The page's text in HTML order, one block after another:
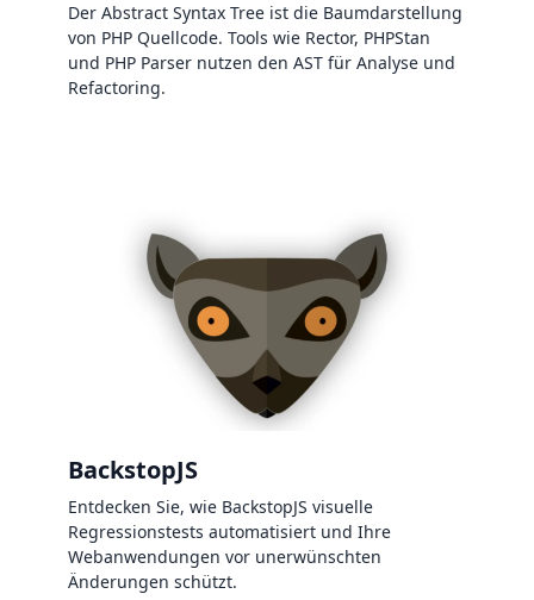
Der Abstract Syntax Tree ist die Baumdarstellung
von PHP Quellcode. Tools wie Rector, PHPStan
und PHP Parser nutzen den AST für Analyse und
Refactoring.
BackstopJS
Entdecken Sie, wie BackstopJS visuelle
Regressionstests automatisiert und Ihre
Webanwendungen vor unerwünschten
Änderungen schützt.